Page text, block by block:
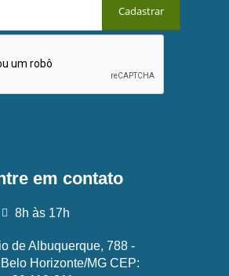
em contato
8h às 17h
de Albuquerque, 788 -
Horizonte/MG CEP: